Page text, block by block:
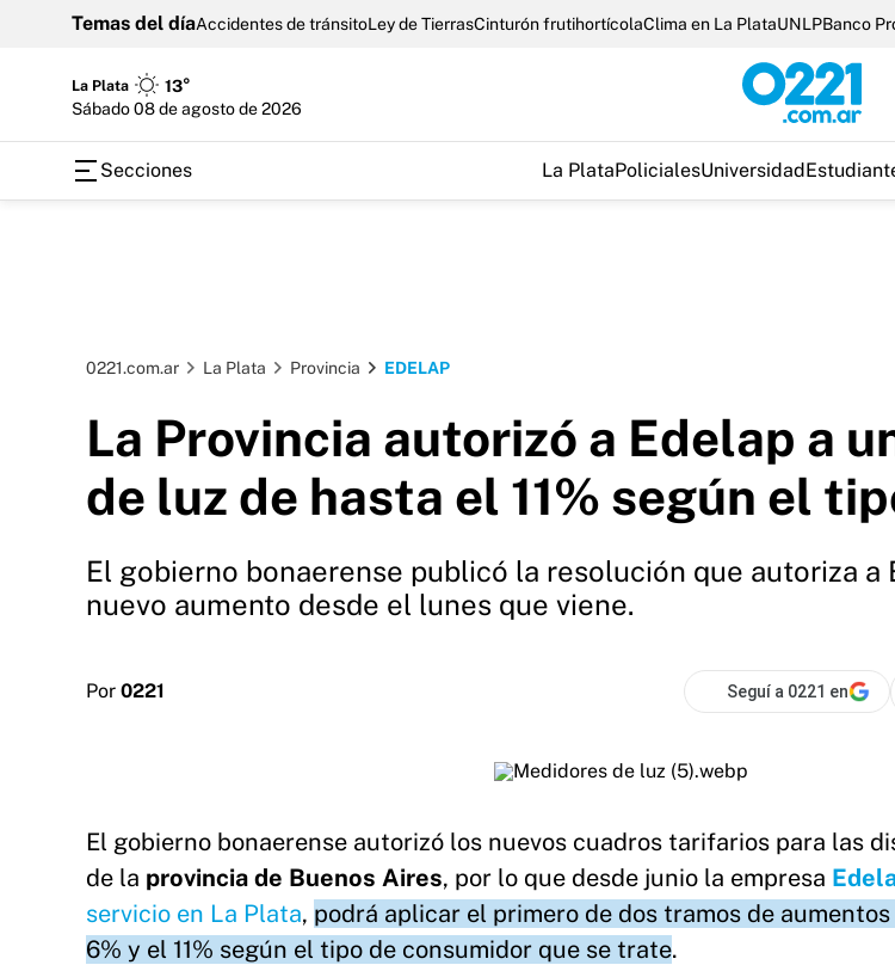
Temas del díaAccidentes de tránsitoLey de TierrasCinturón frutihortícolaClima en La PlataUNLPBanco
La Plata
13°
sábado 08 de agosto de 2026
Secciones La PlataPolicialesUniversidad
0221.com.ar La Plata Provincia EDELAP
La Provincia autorizó a Edelap a
de luz de hasta el 11% según el
El gobierno bonaerense publicó la resolución que autoriza
nuevo aumento desde el lunes que viene.
Por 0221 Seguí a 0221 en
El gobierno bonaerense autorizó los nuevos cuadros tarifarios para las
de la provincia de Buenos Aires, por lo que desde junio la empresa
servicio en La Plata, podrá aplicar el primero de dos tramos de
6% y el 11% según el tipo de consumidor que se trate.